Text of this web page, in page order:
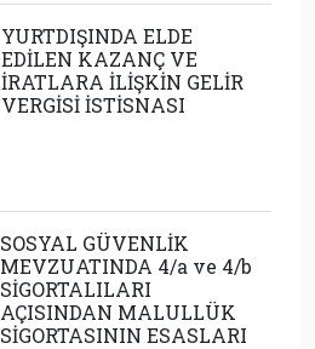
YURTDIŞINDA ELDE
EDİLEN KAZANÇ VE
İRATLARA İLİŞKİN GELİR
VERGİSİ İSTİSNASI
SOSYAL GÜVENLİK
MEVZUATINDA 4/a ve 4/b
SİGORTALILARI
AÇISINDAN MALULLÜK
SİGORTASININ ESASLARI